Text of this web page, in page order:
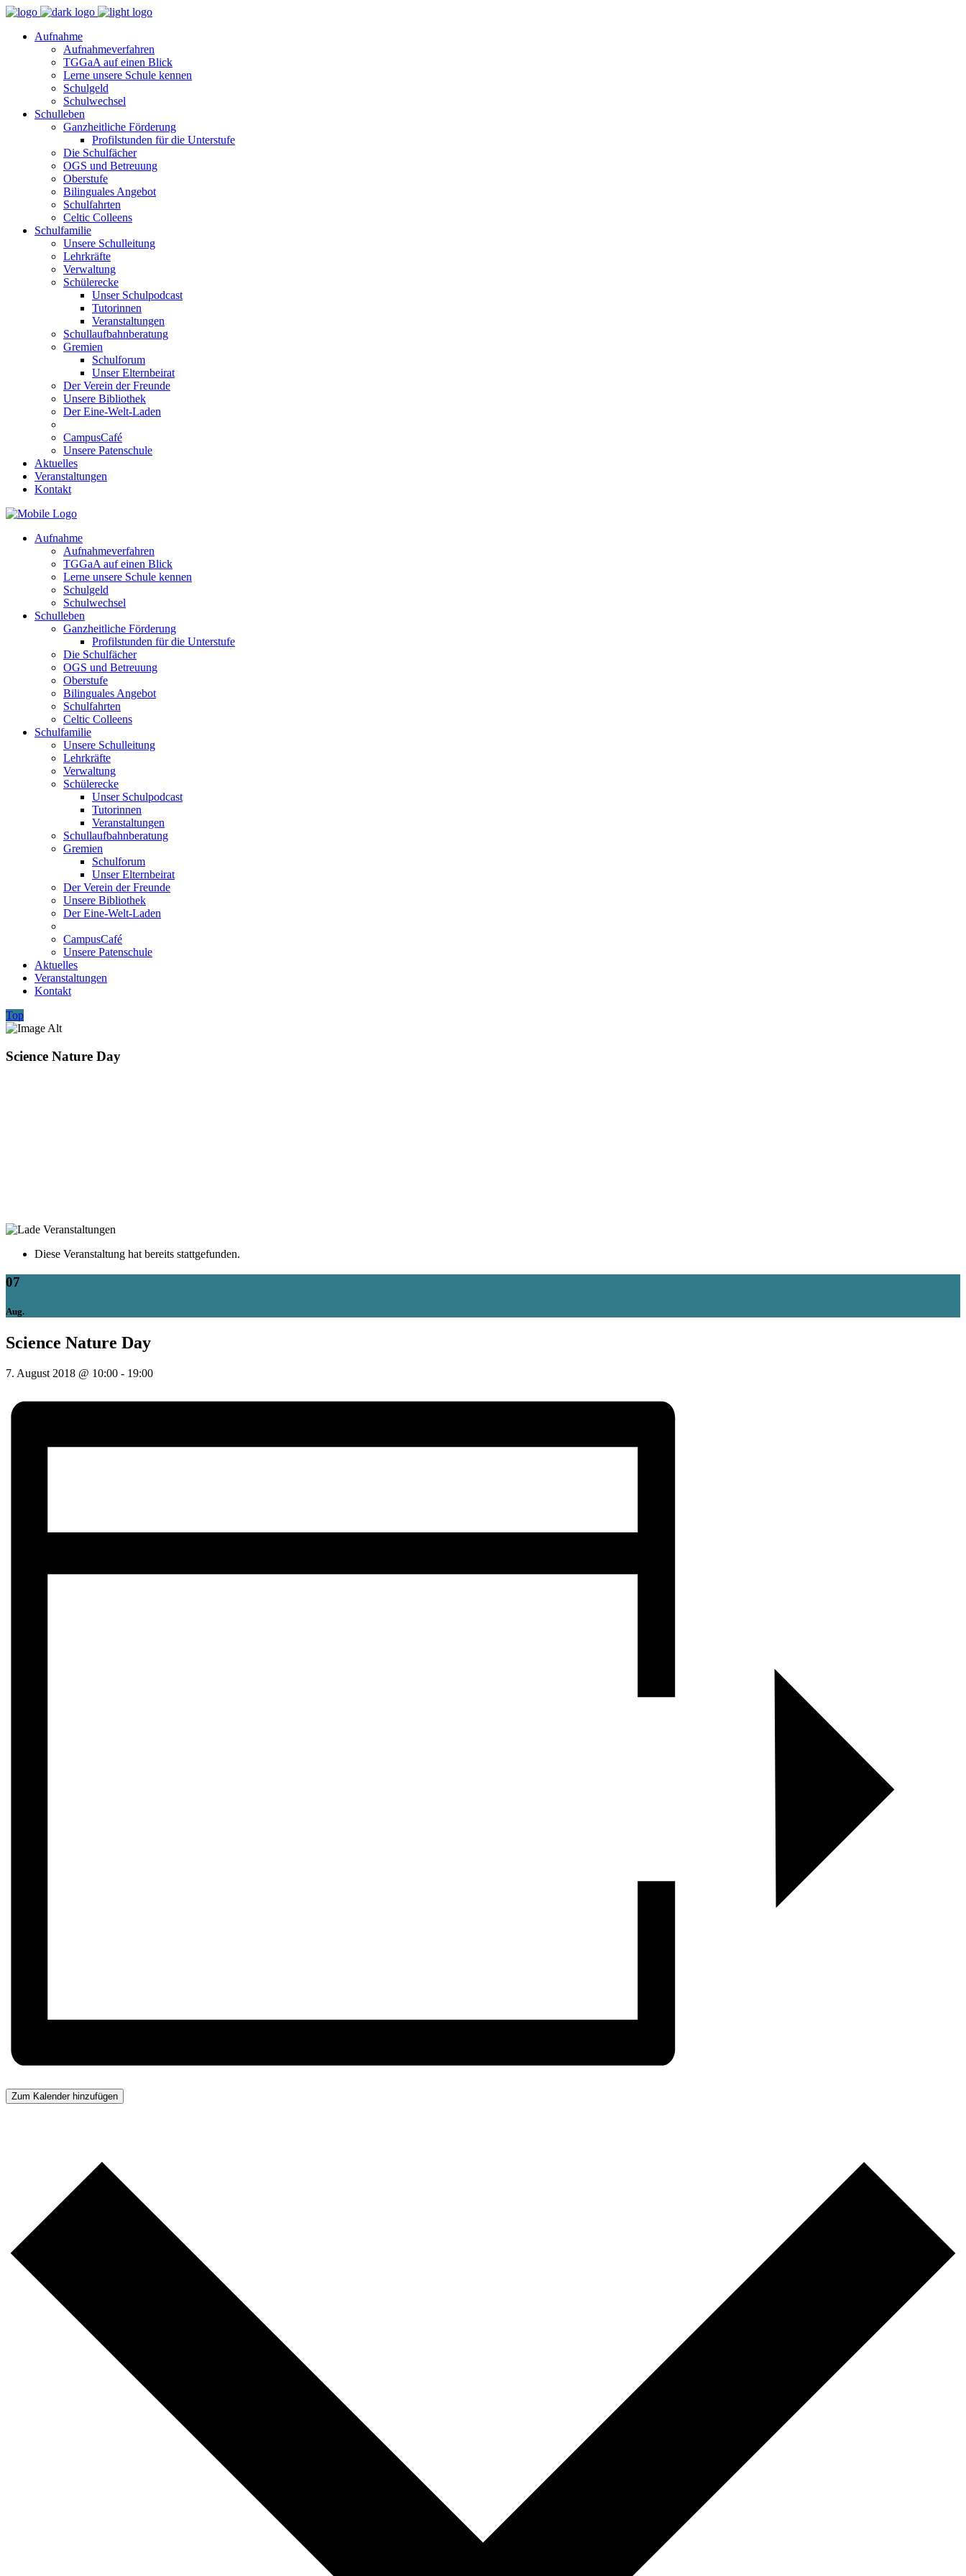
Aufnahme
Aufnahmeverfahren
TGGaA auf einen Blick
Lerne unsere Schule kennen
Schulgeld
Schulwechsel
Schulleben
Ganzheitliche Förderung
Profilstunden für die Unterstufe
Die Schulfächer
OGS und Betreuung
Oberstufe
Bilinguales Angebot
Schulfahrten
Celtic Colleens
Schulfamilie
Unsere Schulleitung
Lehrkräfte
Verwaltung
Schülerecke
Unser Schulpodcast
Tutorinnen
Veranstaltungen
Schullaufbahnberatung
Gremien
Schulforum
Unser Elternbeirat
Der Verein der Freunde
Unsere Bibliothek
Der Eine-Welt-Laden
CampusCafé
Unsere Patenschule
Aktuelles
Veranstaltungen
Kontakt
Aufnahme
Aufnahmeverfahren
TGGaA auf einen Blick
Lerne unsere Schule kennen
Schulgeld
Schulwechsel
Schulleben
Ganzheitliche Förderung
Profilstunden für die Unterstufe
Die Schulfächer
OGS und Betreuung
Oberstufe
Bilinguales Angebot
Schulfahrten
Celtic Colleens
Schulfamilie
Unsere Schulleitung
Lehrkräfte
Verwaltung
Schülerecke
Unser Schulpodcast
Tutorinnen
Veranstaltungen
Schullaufbahnberatung
Gremien
Schulforum
Unser Elternbeirat
Der Verein der Freunde
Unsere Bibliothek
Der Eine-Welt-Laden
CampusCafé
Unsere Patenschule
Aktuelles
Veranstaltungen
Kontakt
Top
Science Nature Day
Diese Veranstaltung hat bereits stattgefunden.
07
Aug.
Science Nature Day
7. August 2018 @ 10:00 - 19:00
Zum Kalender hinzufügen